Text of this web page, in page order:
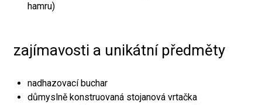
hamru)
zajímavosti a unikátní předměty
nadhazovací buchar
důmyslně konstruovaná stojanová vrtačka